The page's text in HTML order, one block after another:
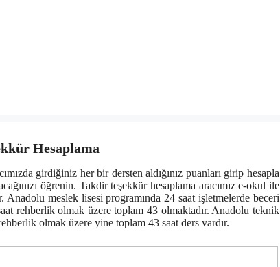
Hesaplama
girdiğiniz her bir dersten aldığınız puanları girip hesapla
öğrenin. Takdir teşekkür hesaplama aracımız e-okul ile
Anadolu meslek lisesi programında 24 saat işletmelerde beceri
rehberlik olmak üzere toplam 43 olmaktadır. Anadolu teknik
olmak üzere yine toplam 43 saat ders vardır.